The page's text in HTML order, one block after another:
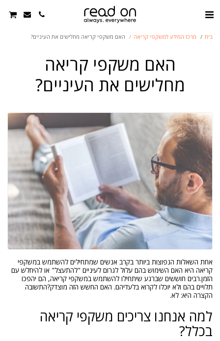
בית מרכז המידע למשקפי קריאה האם משקפי קריאה מחלישים את העיניים?
האם משקפי קריאה
מחלישים את העיניים?
אחת השאלות הנפוצות ביותר בקרב אנשים שמתחילים להשתמש במשקפי
קריאה היא האם השימוש בהם עלול לגרום לעיניים "להתעצל" או להיחלש עם
הזמן.רבים חוששים שברגע שיתחילו להשתמש במשקפי קריאה, הם יהפכו
תלויים בהם ולא יוכלו לקרוא בלעדיהם. האם החשש הזה מוצדק?התשובה
הקצרה היא: לא.
למה אנחנו צריכים משקפי קריאה
בכלל?